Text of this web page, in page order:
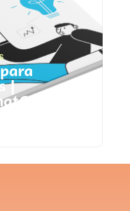
para
|